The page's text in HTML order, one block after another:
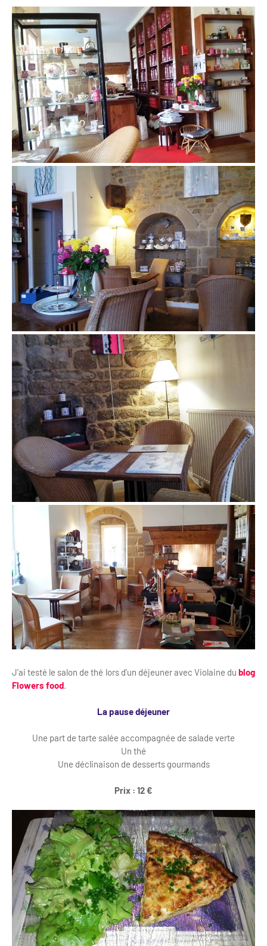
J'ai testé le salon de thé lors d'un déjeuner avec Violaine du blog
Flowers food.
La pause déjeuner
Une part de tarte salée accompagnée de salade verte
Un thé
Une déclinaison de desserts gourmands
Prix : 12 €